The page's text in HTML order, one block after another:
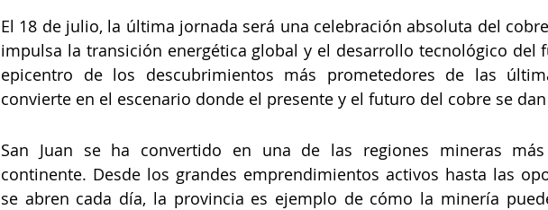
El 18 de julio, la última jornada será una celebración absoluta del
impulsa la transición energética global y el desarrollo tecnológico del
epicentro de los descubrimientos más prometedores de las
convierte en el escenario donde el presente y el futuro del cobre se
San Juan se ha convertido en una de las regiones mineras
continente. Desde los grandes emprendimientos activos hasta las
se abren cada día, la provincia es ejemplo de cómo la minería